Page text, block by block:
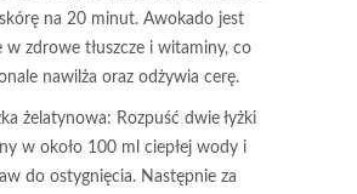
na 20 minut. Awokado jest
w zdrowe tłuszcze i witaminy, co
nawilża oraz odżywia cerę.
żelatynowa: Rozpuść dwie łyżki
w około 100 ml ciepłej wody i
do ostygnięcia. Następnie za